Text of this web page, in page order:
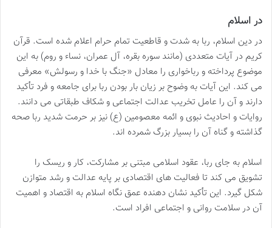
در اسلام
در دین اسلام، ربا به شدت و قاطعیت تمام حرام اعلام شده است. قرآن
کریم در آیات متعددی (مانند سوره بقره، آل عمران، نساء و روم) به این
موضوع پرداخته و رباخواری را معادل «جنگ با خدا و رسولش» معرفی
می کند. این آیات به وضوح بر زیان بار بودن ربا برای جامعه و فرد تأکید
دارند و آن را عامل تخریب عدالت اجتماعی و شکاف طبقاتی می دانند.
روایات و احادیث نبوی و ائمه معصومین (ع) نیز بر حرمت شدید ربا صحه
گذاشته و گناه آن را بسیار بزرگ شمرده اند.
اسلام به جای ربا، عقود اسلامی مبتنی بر مشارکت، کار و ریسک را
تشویق می کند تا فعالیت های اقتصادی بر پایه عدالت و رشد متوازن
شکل گیرد. این تأکید نشان دهنده عمق نگاه اسلام به اقتصاد و اهمیت
آن در سلامت روانی و اجتماعی افراد است.